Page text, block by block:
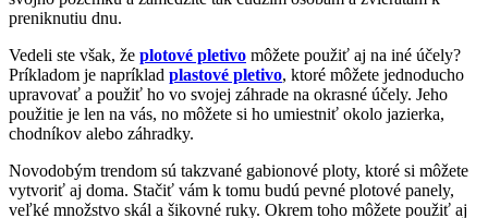
preniknutiu dnu.
Vedeli ste však, že plotové pletivo môžete použiť aj na iné účely?
Príkladom je napríklad plastové pletivo, ktoré môžete jednoducho
upravovať a použiť ho vo svojej záhrade na okrasné účely. Jeho
použitie je len na vás, no môžete si ho umiestniť okolo jazierka,
chodníkov alebo záhradky.
Novodobým trendom sú takzvané gabionové ploty, ktoré si môžete
vytvoriť aj doma. Stačiť vám k tomu budú pevné plotové panely,
veľké množstvo skál a šikovné ruky. Okrem toho môžete použiť aj